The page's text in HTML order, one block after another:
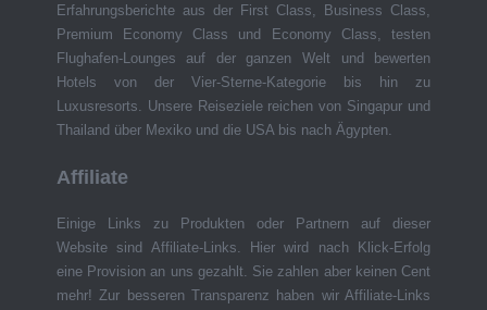
Erfahrungsberichte aus der First Class, Business Class,
Premium Economy Class und Economy Class, testen
Flughafen-Lounges auf der ganzen Welt und bewerten
Hotels von der Vier-Sterne-Kategorie bis hin zu
Luxusresorts. Unsere Reiseziele reichen von Singapur und
Thailand über Mexiko und die USA bis nach Ägypten.
Affiliate
Einige Links zu Produkten oder Partnern auf dieser
Website sind Affiliate-Links. Hier wird nach Klick-Erfolg
eine Provision an uns gezahlt. Sie zahlen aber keinen Cent
mehr! Zur besseren Transparenz haben wir Affiliate-Links